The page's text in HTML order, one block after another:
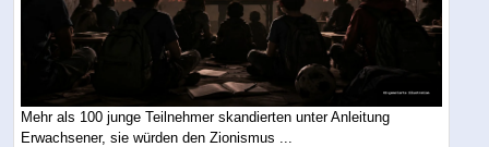
Mehr als 100 junge Teilnehmer skandierten unter Anleitung
Erwachsener, sie würden den Zionismus ...